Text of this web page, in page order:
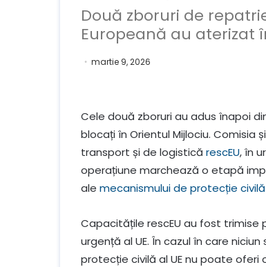
Două zboruri de
Europeană au aterizat
martie 9, 2026
Cele două zboruri au adus înapoi
blocați în Orientul Mijlociu.
transport și de logistică rescEU, în
operațiune marchează o etapă
ale mecanismului de protecție civilă
Capacitățile rescEU au fost trimise
urgență al UE. În cazul în care
protecție civilă al UE nu poate